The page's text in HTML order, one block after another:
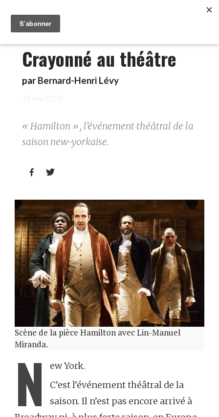
Crayonné au théâtre
par Bernard-Henri Lévy
18 mai 2015
« Hamilton », l’événement théâtral de la
saison new-yorkaise.
 
Scène de la pièce Hamilton avec Lin-Manuel
Miranda.
N
ew York.
C’est l’événement théâtral de la
saison. Il n’est pas encore arrivé à